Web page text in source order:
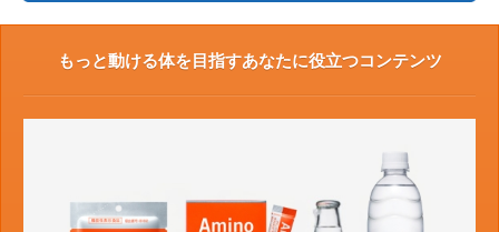
もっと動ける体を目指すあなたに役立つコンテンツ